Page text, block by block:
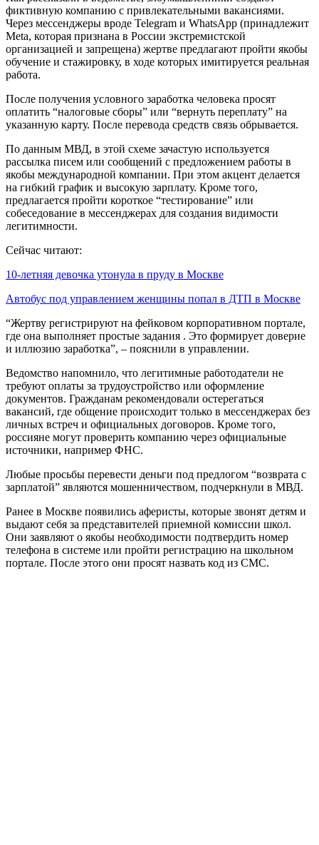
фиктивную компанию с привлекательными вакансиями.
Через мессенджеры вроде Telegram и WhatsApp (принадлежит
Meta, которая признана в России экстремистской
организацией и запрещена) жертве предлагают пройти якобы
обучение и стажировку, в ходе которых имитируется реальная
работа.
После получения условного заработка человека просят
оплатить “налоговые сборы” или “вернуть переплату” на
указанную карту. После перевода средств связь обрывается.
По данным МВД, в этой схеме зачастую используется
рассылка писем или сообщений с предложением работы в
якобы международной компании. При этом акцент делается
на гибкий график и высокую зарплату. Кроме того,
предлагается пройти короткое “тестирование” или
собеседование в мессенджерах для создания видимости
легитимности.
Сейчас читают:
10-летняя девочка утонула в пруду в Москве
Автобус под управлением женщины попал в ДТП в Москве
“Жертву регистрируют на фейковом корпоративном портале,
где она выполняет простые задания . Это формирует доверие
и иллюзию заработка”, – пояснили в управлении.
Ведомство напомнило, что легитимные работодатели не
требуют оплаты за трудоустройство или оформление
документов. Гражданам рекомендовали остерегаться
вакансий, где общение происходит только в мессенджерах без
личных встреч и официальных договоров. Кроме того,
россияне могут проверить компанию через официальные
источники, например ФНС.
Любые просьбы перевести деньги под предлогом “возврата с
зарплатой” являются мошенничеством, подчеркнули в МВД.
Ранее в Москве появились аферисты, которые звонят детям и
выдают себя за представителей приемной комиссии школ.
Они заявляют о якобы необходимости подтвердить номер
телефона в системе или пройти регистрацию на школьном
портале. После этого они просят назвать код из СМС.